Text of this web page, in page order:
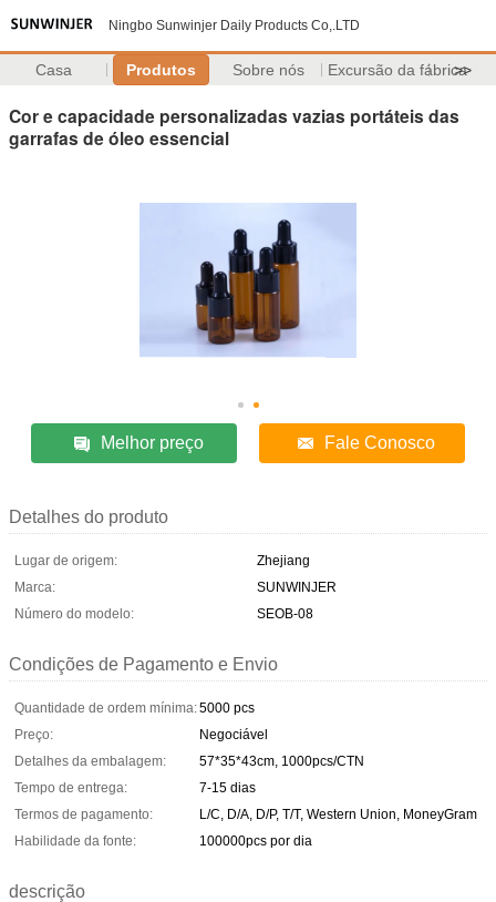
Ningbo Sunwinjer Daily Products Co,.LTD
Casa Produtos Sobre nós Excursão da fábrica
>>
Cor e capacidade personalizadas vazias portáteis das
garrafas de óleo essencial
Melhor preço Fale Conosco
Detalhes do produto
Lugar de origem:
Zhejiang
Marca:
SUNWINJER
Número do modelo:
SEOB-08
Condições de Pagamento e Envio
Quantidade de ordem mínima:5000 pcs
Preço:
Negociável
Detalhes da embalagem:
57*35*43cm, 1000pcs/CTN
Tempo de entrega:
7-15 dias
Termos de pagamento:
L/C, D/A, D/P, T/T, Western Union, MoneyGram
Habilidade da fonte:
100000pcs por dia
descrição